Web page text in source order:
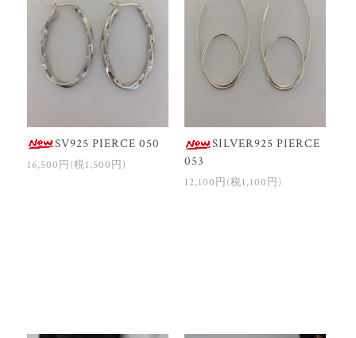
SV925 PIERCE 050
16,500円(税1,500円)
SILVER925 PIERCE
053
12,100円(税1,100円)